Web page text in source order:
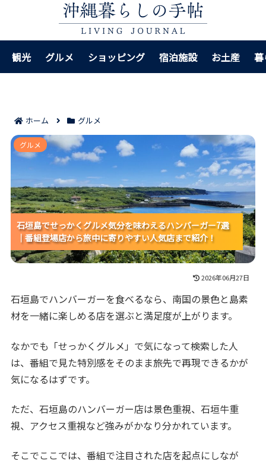
観光 グルメ ショッピング 宿泊施設 お土産
ホーム グルメ
石垣島でせっかくグルメ気分を味わえるハンバーガー7
選｜番組登場店から旅中に寄りやすい人気店まで紹
石垣島でせっかくグルメ気分を味わえるハンバーガー7選
｜番組登場店から旅中に寄りやすい人気店まで紹介！
石垣島でせっかくグルメ気分を味わえるハンバーガー7選
｜番組登場店から旅中に寄りやすい人気店まで紹介！
石垣島でせっかくグルメ気分を味わえるハンバーガー7選
｜番組登場店から旅中に寄りやすい人気店まで紹介！
グルメ
2026年06月27日
石垣島でハンバーガーを食べるなら、南国の景色と島素
材を一緒に楽しめる店を選ぶと満足度が上がります。
なかでも「せっかくグルメ」で気になって検索した人
は、番組で見た特別感をそのまま旅先で再現できるかが
気になるはずです。
ただ、石垣島のハンバーガー店は景色重視、石垣牛重
視、アクセス重視など強みがかなり分かれています。
そこでここでは、番組で注目された店を起点にしなが